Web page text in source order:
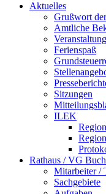
Aktuelles
Grußwort
Amtliche
Ferienspaß
Sitzungen
ILEK
Rathaus / VG Buch
Mitarbeiter /
Sachgebiete